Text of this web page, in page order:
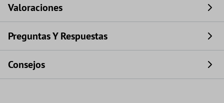
Valoraciones
Preguntas Y Respuestas
Consejos